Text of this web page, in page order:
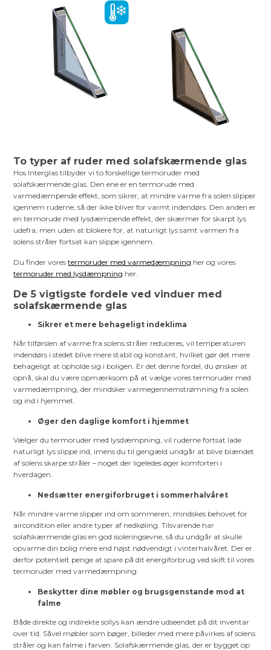
To typer af ruder med solafskærmende glas
Hos Interglas tilbyder vi to forskellige termoruder med
solafskærmende glas. Den ene er en termorude med
varmedæmpende effekt, som sikrer, at mindre varme fra solen slipper
igennem ruderne, så der ikke bliver for varmt indendørs. Den anden er
en termorude med lysdæmpende effekt, der skærmer for skarpt lys
udefra, men uden at blokere for, at naturligt lys samt varmen fra
solens stråler fortsat kan slippe igennem.
Du finder vorestermoruder med varmedæmpning her og vores
termoruder med lysdæmpning her.
De 5 vigtigste fordele ved vinduer med
solafskærmende glas
Sikrer et mere behageligt indeklima
Når tilførslen af varme fra solens stråler reduceres, vil temperaturen
indendørs i stedet blive mere stabil og konstant, hvilket gør det mere
behageligt at opholde sig i boligen. Er det denne fordel, du ønsker at
opnå, skal du være opmærksom på at vælge vores termoruder med
varmedæmpning, der mindsker varmegennemstrømning fra solen
og ind i hjemmet.
Øger den daglige komfort i hjemmet
Vælger du termoruder med lysdæmpning, vil ruderne fortsat lade
naturligt lys slippe ind, imens du til gengæld undgår at blive blændet
af solens skarpe stråler – noget der ligeledes øger komforten i
hverdagen.
Nedsætter energiforbruget i sommerhalvåret
Når mindre varme slipper ind om sommeren, mindskes behovet for
aircondition eller andre typer af nedkøling. Tilsvarende har
solafskærmende glas en god isoleringsevne, så du undgår at skulle
opvarme din bolig mere end højst nødvendigt i vinterhalvåret. Der er
derfor potentielt penge at spare på dit energiforbrug ved skift til vores
termoruder med varmedæmpning.
Beskytter dine møbler og brugsgenstande mod at
falme
Både direkte og indirekte sollys kan ændre udseendet på dit inventar
over tid. Såvel møbler som bøger, billeder med mere påvirkes af solens
stråler og kan falme i farven. Solafskærmende glas, der er bygget op